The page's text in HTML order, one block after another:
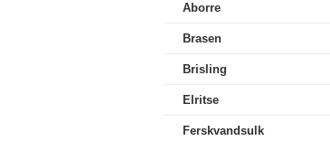
Aborre
Brasen
Brisling
Elritse
Ferskvandsulk